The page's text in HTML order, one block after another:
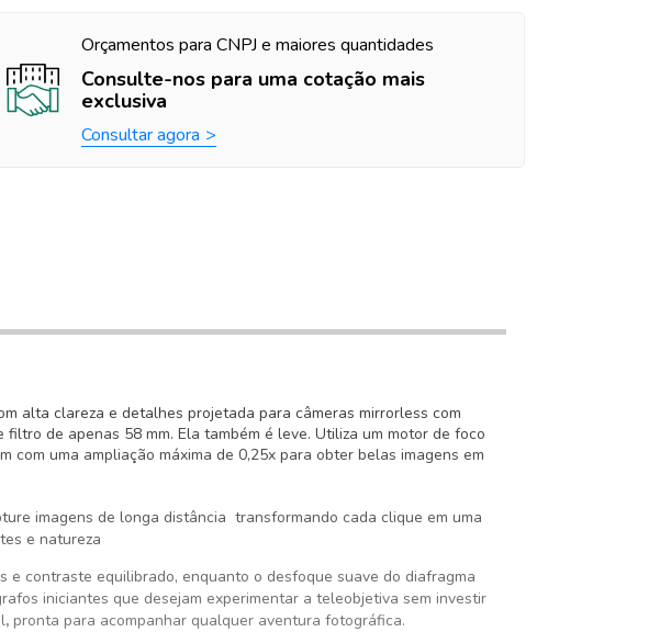
Orçamentos para CNPJ e maiores quantidades
Consulte-nos para uma cotação mais
exclusiva
Consultar agora
alta clareza e detalhes projetada para câmeras mirrorless com
de apenas 58 mm. Ela também é leve. Utiliza um motor de foco
uma ampliação máxima de 0,25x para obter belas imagens em
imagens de longa distância transformando cada clique em uma
e natureza
e contraste equilibrado, enquanto o desfoque suave do diafragma
iniciantes que desejam experimentar a teleobjetiva sem investir
, pronta para acompanhar qualquer aventura fotográfica.